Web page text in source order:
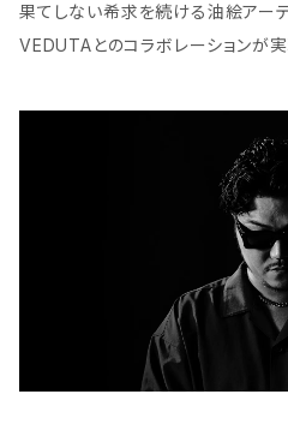
果てしない希求を続ける油絵アー
VEDUTAとのコラボレーションが実